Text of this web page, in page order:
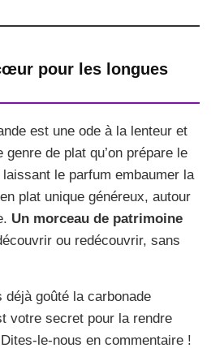
pour les longues
est une ode à la lenteur et
genre de plat qu’on prépare le
le parfum embaumer la
plat unique généreux, autour
Un morceau de patrimoine
ou redécouvrir, sans
goûté la carbonade
votre secret pour la rendre
le-nous en commentaire !